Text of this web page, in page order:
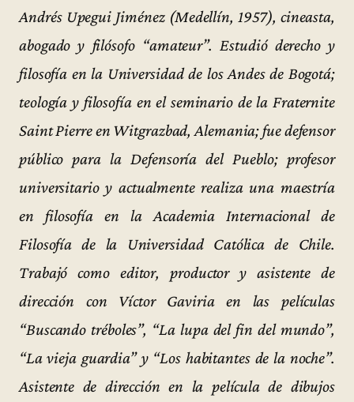
Andrés Upegui Jiménez (Medellín, 1957), cineasta,
abogado y filósofo “amateur”. Estudió derecho y
filosofía en la Universidad de los Andes de Bogotá;
teología y filosofía en el seminario de la Fraternite
Saint Pierre en Witgrazbad, Alemania; fue defensor
público para la Defensoría del Pueblo; profesor
universitario y actualmente realiza una maestría
en filosofía en la Academia Internacional de
Filosofía de la Universidad Católica de Chile.
Trabajó como editor, productor y asistente de
dirección con Víctor Gaviria en las películas
“Buscando tréboles”, “La lupa del fin del mundo”,
“La vieja guardia” y “Los habitantes de la noche”.
Asistente de dirección en la película de dibujos